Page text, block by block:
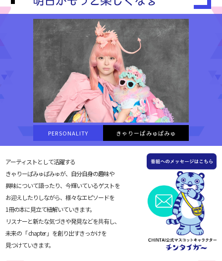
PERSONALITY きゃりーぱみゅぱみゅ
アーティストとして活躍する
きゃりーぱみゅぱみゅが、自分自身の趣味や
興味について語ったり、今輝いているゲストを
お迎えしたりしながら、様々なエピソードを
1冊の本に見立て紐解いていきます。
リスナーと新たな気づきや発見などを共有し、
未来の「 chapter 」を創り出すきっかけを
見つけていきます。